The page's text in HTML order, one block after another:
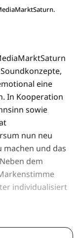
eine
In Kooperation
sowie
nun neu
machen und das
dem
individualisiert